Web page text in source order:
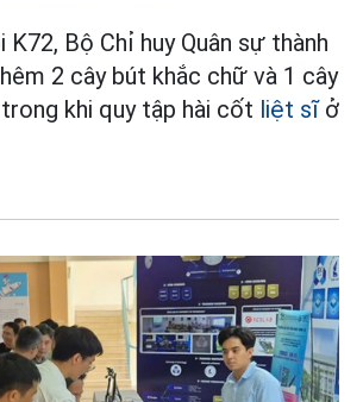
K72, Bộ Chỉ huy Quân sự thành
2 cây bút khắc chữ và 1 cây
khi quy tập hài cốt liệt sĩở